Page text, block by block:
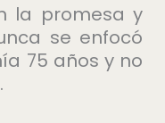
la promesa y
se enfocó
75 años y no